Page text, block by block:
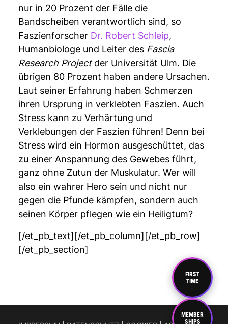
nur in 20 Prozent der Fälle die
Bandscheiben verantwortlich sind, so
Faszienforscher Dr. Robert Schleip,
Humanbiologe und Leiter des Fascia
Research Projectder Universität Ulm. Die
übrigen 80 Prozent haben andere Ursachen.
Laut seiner Erfahrung haben Schmerzen
ihren Ursprung in verklebten Faszien. Auch
Stress kann zu Verhärtung und
Verklebungen der Faszien führen! Denn bei
Stress wird ein Hormon ausgeschüttet, das
zu einer Anspannung des Gewebes führt,
ganz ohne Zutun der Muskulatur. Wer will
also ein wahrer Hero sein und nicht nur
gegen die Pfunde kämpfen, sondern auch
seinen Körper pflegen wie ein Heiligtum?
[/et_pb_text][/et_pb_column][/et_pb_row]
[/et_pb_section]
FIRST
TIME
MEMBER
SHIPS